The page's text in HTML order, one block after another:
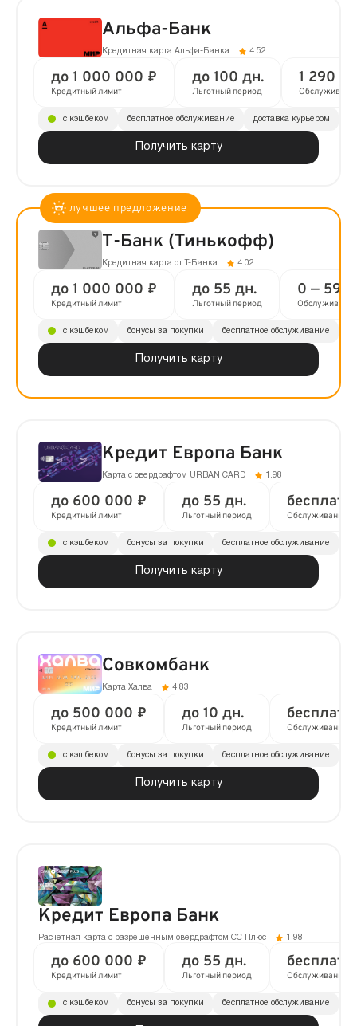
Альфа-Банк
Кредитная карта Альфа-Банка 4.52
до 1 000 000 ₽
Кредитный лимит
до 100 дн.
Льготный период
1 290 ₽
Получить карту
с кэшбеком бесплатное обслуживание доставка курьером
Т-Банк (Тинькофф)
Кредитная карта от Т-Банка 4.02
до 1 000 000 ₽
Кредитный лимит
до 55 дн.
Льготный период
0 — 590
Обслуживание
Получить карту
с кэшбеком бонусы за покупки бесплатное обслуживание
Кредит Европа Банк
Карта с овердрафтом URBAN CARD 1.98
до 600 000 ₽
Кредитный лимит
до 55 дн.
Льготный период Обслуживание
Получить карту
с кэшбеком бонусы за покупки бесплатное обслуживание
Совкомбанк
Карта Халва 4.83
до 500 000 ₽
Кредитный лимит
до 10 дн.
Льготный период Обслуживание
Получить карту
с кэшбеком бонусы за покупки бесплатное обслуживание
Кредит Европа Банк
Расчётная карта с разрешённым овердрафтом CC Плюс 1.98
до 600 000 ₽
Кредитный лимит
до 55 дн.
Льготный период Обслуживание
с кэшбеком бонусы за покупки бесплатное обслуживание